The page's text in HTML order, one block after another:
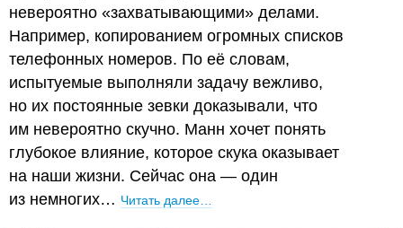
невероятно «захватывающими» делами.
Например, копированием огромных списков
телефонных номеров. По её словам,
испытуемые выполняли задачу вежливо,
но их постоянные зевки доказывали, что
им невероятно скучно. Манн хочет понять
глубокое влияние, которое скука оказывает
на наши жизни. Сейчас она — один
из немногих… Читать далее…